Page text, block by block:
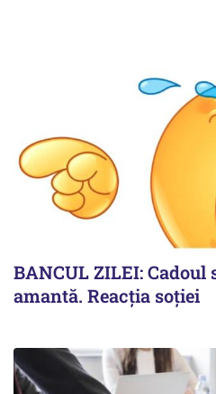
BANCUL ZILEI:
amantă. Reacția soției